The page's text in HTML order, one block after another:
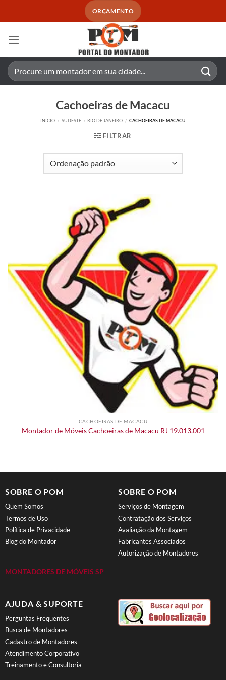
ORÇAMENTO
Pesquisar
por:
Cachoeiras de Macacu
INÍCIO / SUDESTE / RIO DE JANEIRO / CACHOEIRAS DE MACACU
FILTRAR
CACHOEIRAS DE MACACU
Montador de Móveis Cachoeiras de Macacu RJ 19.013.001
SOBRE O POM
Quem Somos
Termos de Uso
Política de Privacidade
Blog do Montador
MONTADORES DE MÓVEIS SP
SOBRE O POM
Serviços de Montagem
Contratação dos Serviços
Avaliação da Montagem
Fabricantes Associados
Autorização de Montadores
AJUDA & SUPORTE
Perguntas Frequentes
Busca de Montadores
Cadastro de Montadores
Atendimento Corporativo
Treinamento e Consultoria